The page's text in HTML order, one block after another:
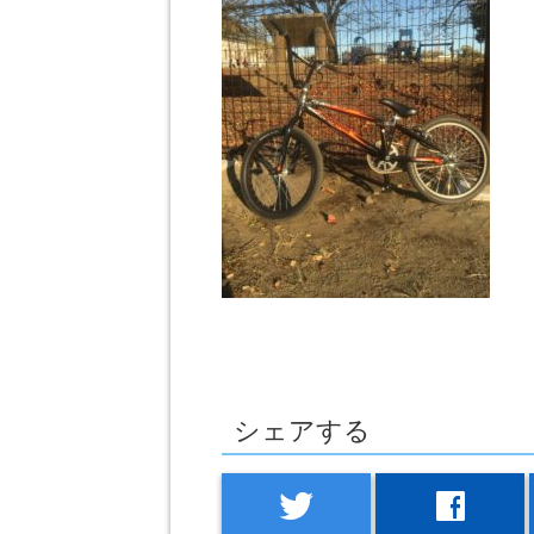
シェアする
twitter facebook